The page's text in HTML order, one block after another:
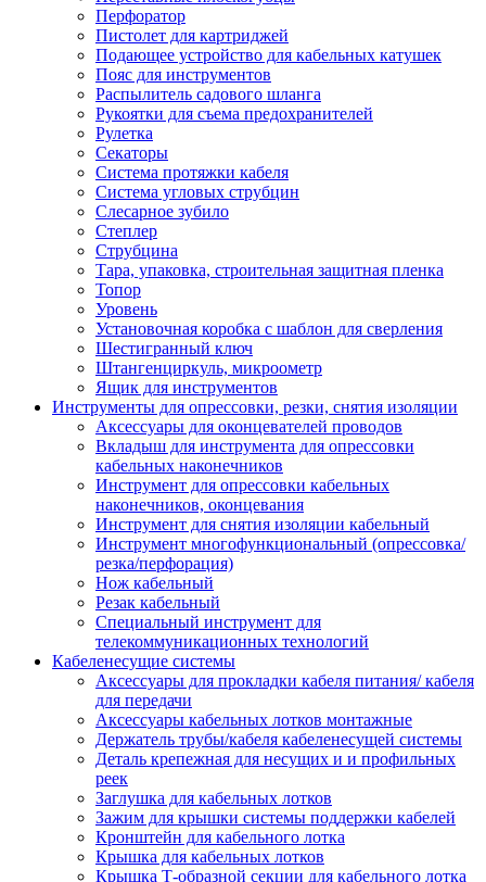
Перфоратор
Пистолет для картриджей
Подающее устройство для кабельных катушек
Пояс для инструментов
Распылитель садового шланга
Рукоятки для съема предохранителей
Рулетка
Секаторы
Система протяжки кабеля
Система угловых струбцин
Слесарное зубило
Степлер
Струбцина
Тара, упаковка, строительная защитная пленка
Топор
Уровень
Установочная коробка с шаблон для сверления
Шестигранный ключ
Штангенциркуль, микроометр
Ящик для инструментов
Инструменты для опрессовки, резки, снятия изоляции
Аксессуары для оконцевателей проводов
Вкладыш для инструмента для опрессовки
кабельных наконечников
Инструмент для опрессовки кабельных
наконечников, оконцевания
Инструмент для снятия изоляции кабельный
Инструмент многофункциональный (опрессовка/
резка/перфорация)
Нож кабельный
Резак кабельный
Специальный инструмент для
телекоммуникационных технологий
Кабеленесущие системы
Аксессуары для прокладки кабеля питания/ кабеля
для передачи
Аксессуары кабельных лотков монтажные
Держатель трубы/кабеля кабеленесущей системы
Деталь крепежная для несущих и и профильных
реек
Заглушка для кабельных лотков
Зажим для крышки системы поддержки кабелей
Кронштейн для кабельного лотка
Крышка для кабельных лотков
Крышка Т-образной секции для кабельного лотка